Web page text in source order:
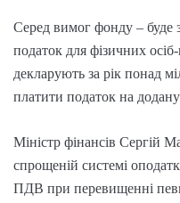
Серед вимог фонду – буде
податок для фізичних
декларують за рік понад
платити податок на додану
Міністр фінансів Сергій
спрощеній системі
ПДВ при перевищенні